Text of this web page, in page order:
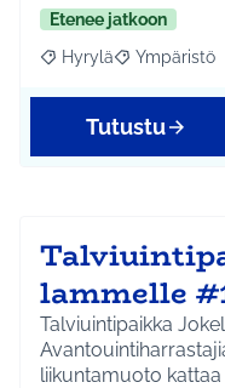
Etenee jatkoon
Rajaa tulokset
Hyrylä Rajaa
Ympäristö
Tutustu
lammelle
Talviuintipaikka
liikuntamuoto kattaa